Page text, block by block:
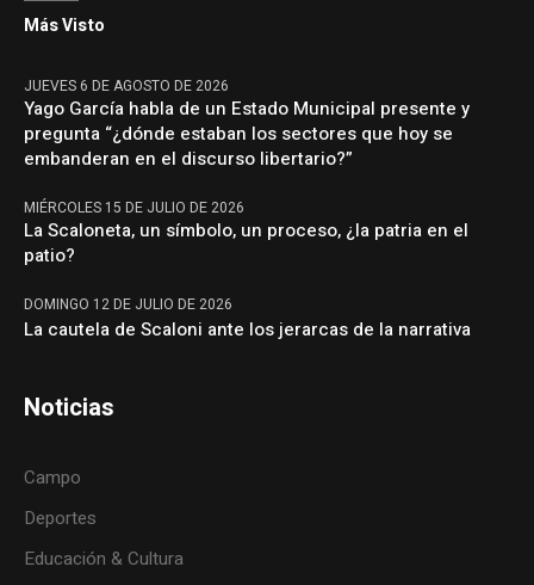
Más Visto
JUEVES 6 DE AGOSTO DE 2026
Yago García habla de un Estado Municipal presente y
pregunta “¿dónde estaban los sectores que hoy se
embanderan en el discurso libertario?”
MIÉRCOLES 15 DE JULIO DE 2026
La Scaloneta, un símbolo, un proceso, ¿la patria en el
patio?
DOMINGO 12 DE JULIO DE 2026
La cautela de Scaloni ante los jerarcas de la narrativa
Noticias
Campo
Deportes
Educación & Cultura